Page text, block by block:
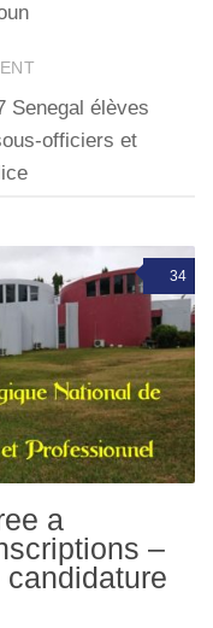
Senegal élèves
officiers et
34
a
–